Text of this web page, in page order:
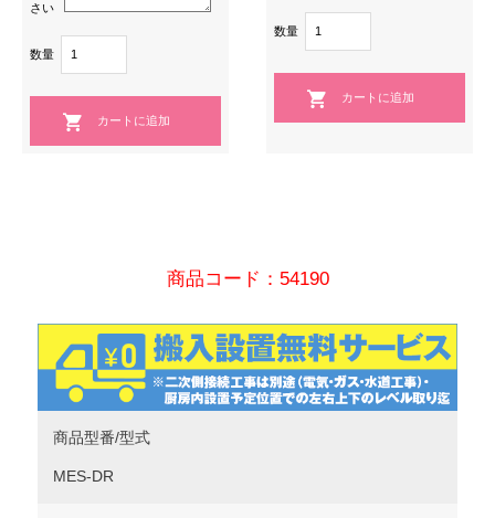
さい
数量
数量
商品コード：54190
商品型番/型式
MES-DR